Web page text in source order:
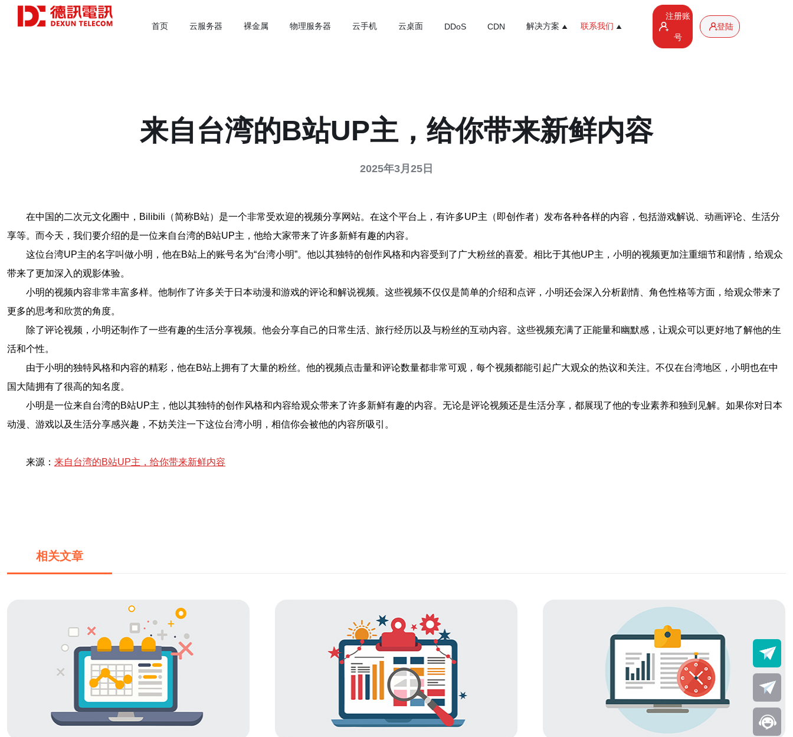
首页 云服务器 裸金属 物理服务器 云手机 云桌面 DDoS CDN 解决方案 联系我们
注册账
号
登陆
来自台湾的B站UP主，给你带来新鲜内容
2025年3月25日
在中国的二次元文化圈中，Bilibili（简称B站）是一个非常受欢迎的视频分享网站。在这个平台上，有许多UP主（即创作者）发布各种各样的内容，包括游戏解说、动画评论、生活分
享等。而今天，我们要介绍的是一位来自台湾的B站UP主，他给大家带来了许多新鲜有趣的内容。
这位台湾UP主的名字叫做小明，他在B站上的账号名为“台湾小明”。他以其独特的创作风格和内容受到了广大粉丝的喜爱。相比于其他UP主，小明的视频更加注重细节和剧情，给观众
带来了更加深入的观影体验。
小明的视频内容非常丰富多样。他制作了许多关于日本动漫和游戏的评论和解说视频。这些视频不仅仅是简单的介绍和点评，小明还会深入分析剧情、角色性格等方面，给观众带来了
更多的思考和欣赏的角度。
除了评论视频，小明还制作了一些有趣的生活分享视频。他会分享自己的日常生活、旅行经历以及与粉丝的互动内容。这些视频充满了正能量和幽默感，让观众可以更好地了解他的生
活和个性。
由于小明的独特风格和内容的精彩，他在B站上拥有了大量的粉丝。他的视频点击量和评论数量都非常可观，每个视频都能引起广大观众的热议和关注。不仅在台湾地区，小明也在中
国大陆拥有了很高的知名度。
小明是一位来自台湾的B站UP主，他以其独特的创作风格和内容给观众带来了许多新鲜有趣的内容。无论是评论视频还是生活分享，都展现了他的专业素养和独到见解。如果你对日本
动漫、游戏以及生活分享感兴趣，不妨关注一下这位台湾小明，相信你会被他的内容所吸引。
来源： 来自台湾的B站UP主，给你带来新鲜内容
相关文章